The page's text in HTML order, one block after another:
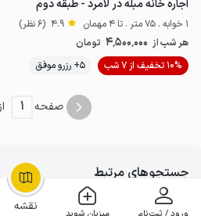
نقشه
4.5میلیون ت
OpenStreetMap
اجاره خانه مبله در لامرد - طبقه دوم
1 خوابه . 75 متر . تا 4 مهمان 4.9 (6 نظر)
هر شب از 4٬500٬000 تومان
10% تخفیف از 7 شب
5+ رزرو موفق
صفحه 1 از
جستجوهای مرتبط
اجاره ویلا و سوئیت 23842